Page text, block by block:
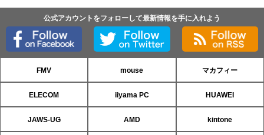
公式アカウントをフォローして最新情報を手に入れよう
FMV mouse マカフィー
ELECOM iiyama PC HUAWEI
JAWS-UG AMD kintone